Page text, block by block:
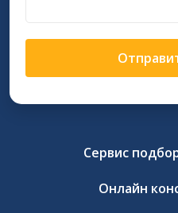
Сервис
Онлайн